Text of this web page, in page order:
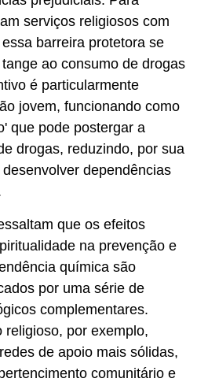
serviços religiosos com
barreira protetora se
ao consumo de drogas
é particularmente
jovem, funcionando como
que pode postergar a
drogas, reduzindo, por sua
dependências
que os efeitos
na prevenção e
química são
por uma série de
complementares.
religioso, por exemplo,
de apoio mais sólidas,
comunitário e